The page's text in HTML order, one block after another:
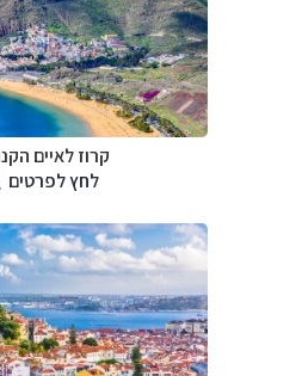
קרוז לאיים
לחץ לפרטים